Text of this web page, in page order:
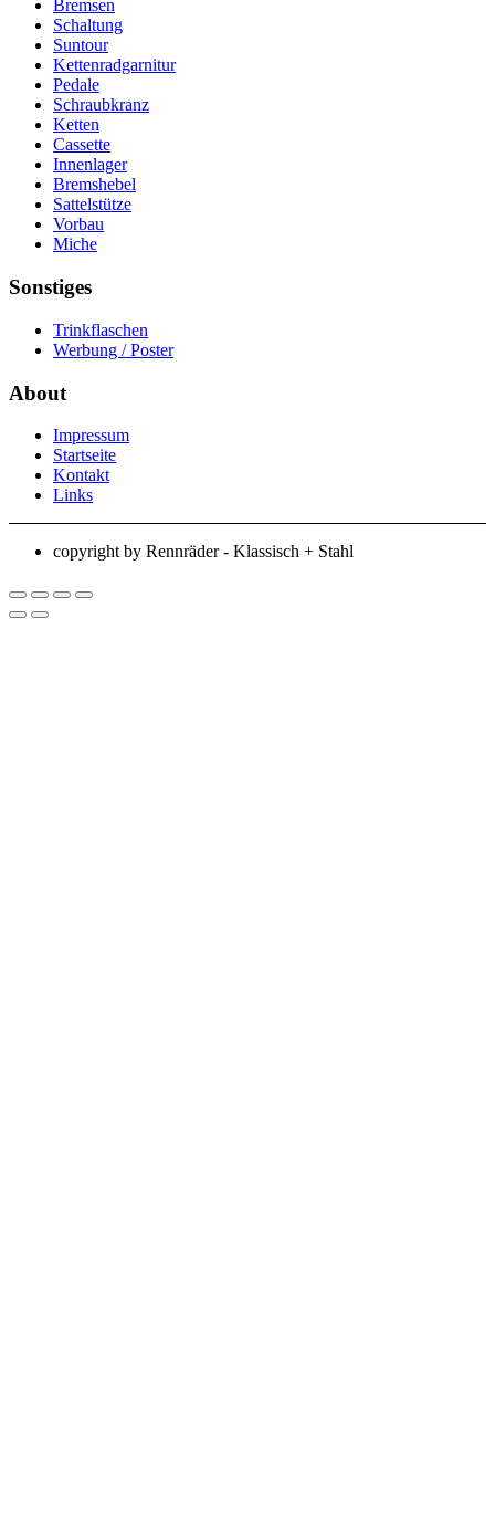
Bremsen
Schaltung
Suntour
Kettenradgarnitur
Pedale
Schraubkranz
Ketten
Cassette
Innenlager
Bremshebel
Sattelstütze
Vorbau
Miche
Sonstiges
Trinkflaschen
Werbung / Poster
About
Impressum
Startseite
Kontakt
Links
copyright by Rennräder - Klassisch + Stahl